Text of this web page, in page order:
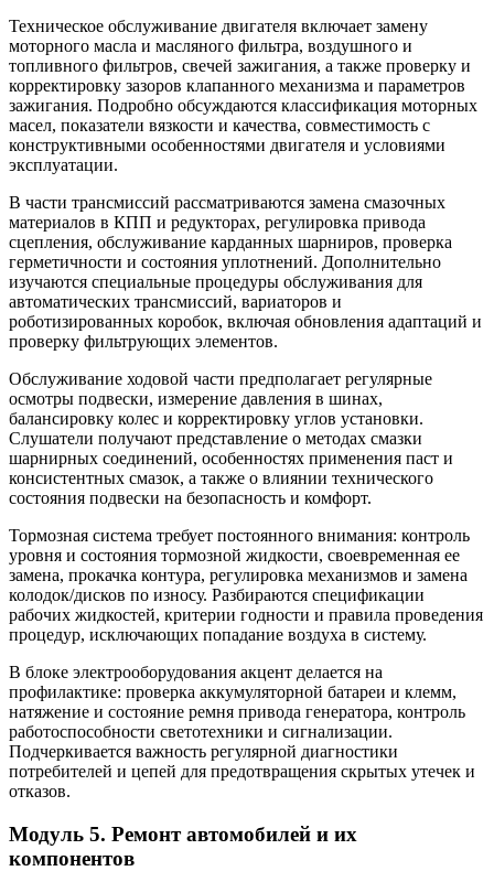
Техническое обслуживание двигателя включает замену
моторного масла и масляного фильтра, воздушного и
топливного фильтров, свечей зажигания, а также проверку и
корректировку зазоров клапанного механизма и параметров
зажигания. Подробно обсуждаются классификация моторных
масел, показатели вязкости и качества, совместимость с
конструктивными особенностями двигателя и условиями
эксплуатации.
В части трансмиссий рассматриваются замена смазочных
материалов в КПП и редукторах, регулировка привода
сцепления, обслуживание карданных шарниров, проверка
герметичности и состояния уплотнений. Дополнительно
изучаются специальные процедуры обслуживания для
автоматических трансмиссий, вариаторов и
роботизированных коробок, включая обновления адаптаций и
проверку фильтрующих элементов.
Обслуживание ходовой части предполагает регулярные
осмотры подвески, измерение давления в шинах,
балансировку колес и корректировку углов установки.
Слушатели получают представление о методах смазки
шарнирных соединений, особенностях применения паст и
консистентных смазок, а также о влиянии технического
состояния подвески на безопасность и комфорт.
Тормозная система требует постоянного внимания: контроль
уровня и состояния тормозной жидкости, своевременная ее
замена, прокачка контура, регулировка механизмов и замена
колодок/дисков по износу. Разбираются спецификации
рабочих жидкостей, критерии годности и правила проведения
процедур, исключающих попадание воздуха в систему.
В блоке электрооборудования акцент делается на
профилактике: проверка аккумуляторной батареи и клемм,
натяжение и состояние ремня привода генератора, контроль
работоспособности светотехники и сигнализации.
Подчеркивается важность регулярной диагностики
потребителей и цепей для предотвращения скрытых утечек и
отказов.
Модуль 5. Ремонт автомобилей и их
компонентов